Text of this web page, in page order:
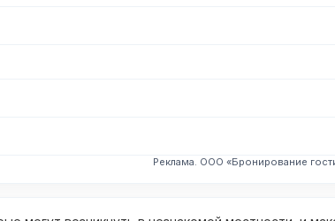
Реклама. ООО «Бронирование